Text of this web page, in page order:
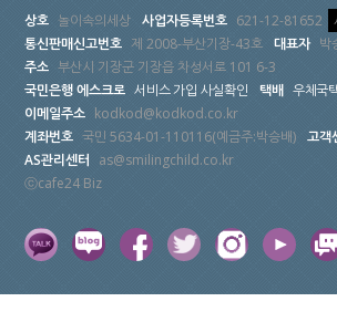
상호 놀이속의세상 사업자등록번호 621-12-81652
통신판매신고번호 제 2008-부산기장-43호 대표자 박
주소 부산시 기장군 기장읍 차성서로 101 6-3
국민은행 에스크로 서비스 가입 사실확인 택배 우체국
이메일주소 kodkod@kodkod.co.kr
계좌번호 국민 5634-01-110116(예금주:박승배) 고객
AS관리센터 as@smilingchild.co.kr
ⓒcafe24 Biz